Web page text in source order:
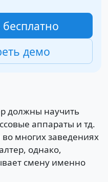
демо
должны научить
аппараты и тд.
многих заведениях
однако,
смену именно